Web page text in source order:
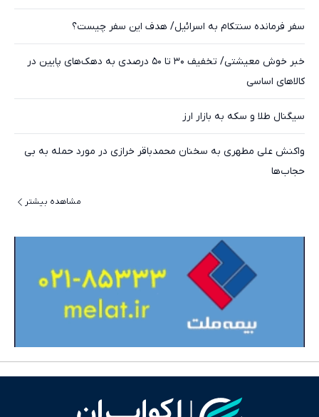
سفر فرمانده سنتکام به اسرائیل/ هدف این سفر چیست؟
خبر خوش معیشتی/ تخفیف ۳۰ تا ۵۰ درصدی به دهک‌های پایین در
کالاهای اساسی
سیگنال طلا و سکه به بازار ارز
واکنش علی مطهری به سخنان محمدباقر خرازی در مورد حمله به بی
حجاب‌ها
مشاهده بیشتر